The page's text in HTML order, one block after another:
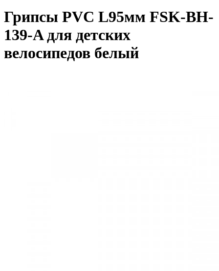
Грипсы PVC L95мм FSK-BH-
139-A для детских
велосипедов белый